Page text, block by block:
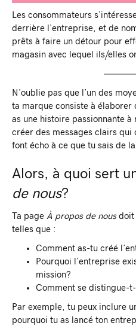
Les consommateurs
derrière l’entreprise, et de
prêts à faire un détour pour
magasin avec lequel ils/elles
N’oublie pas que l’un des
ta marque consiste à élaborer
as une histoire passionnante à
créer des messages clairs qui
font écho à ce que tu sais de
Alors, à quoi sert
de nous?
Ta page À propos de nousdoit
telles que :
Comment as-tu créé
Pourquoi l’entreprise
mission?
Comment se distingue-
Par exemple, tu peux inclure
pourquoi tu as lancé ton